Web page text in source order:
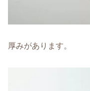
厚みがあります。